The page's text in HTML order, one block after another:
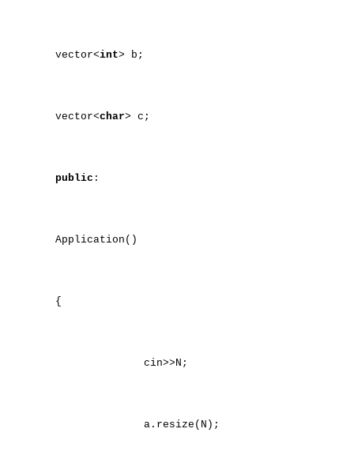
vector<int> b;
vector<char> c;
public :
Application()
{
cin>>N;
a.resize(N);